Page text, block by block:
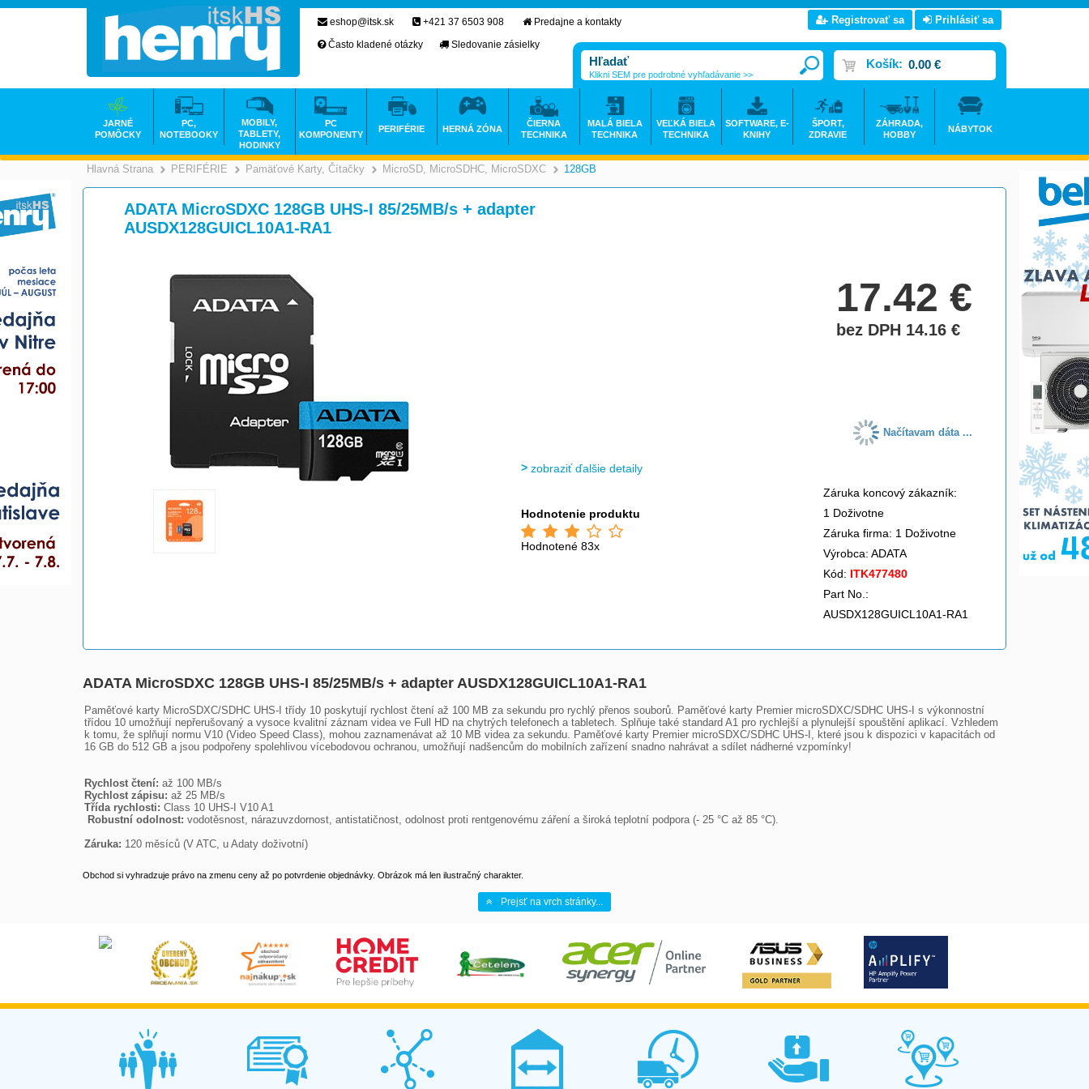
Hlavná Strana >
PERIFÉRIE >
Pamäťové Karty, Čítačky >
MicroSD, MicroSDHC, MicroSDXC 128GB
ADATA MicroSDXC 128GB UHS-I 85/25MB/s + adapter
AUSDX128GUICL10A1-RA1
17.42€
bez DPH 14.16€
Načítavam dáta ...
zobraziť ďalšie detaily
Hodnotenie produktu
Hodnotené 83x
Záruka koncový zákazník:
1 Doživotne
Záruka firma: 1 Doživotne
Výrobca: ADATA
Kód: ITK477480
Part No.:
AUSDX128GUICL10A1-RA1
ADATA MicroSDXC 128GB UHS-I 85/25MB/s + adapter AUSDX128GUICL10A1-RA1
Paměťové karty MicroSDXC/SDHC UHS-I třídy 10 poskytují rychlost čtení až 100 MB za sekundu pro rychlý přenos souborů. Paměťové karty Premier microSDXC/SDHC UHS-I s výkonnostní
třídou 10 umožňují nepřerušovaný a vysoce kvalitní záznam videa ve Full HD na chytrých telefonech a tabletech. Splňuje také standard A1 pro rychlejší a plynulejší spouštění aplikací. Vzhledem
k tomu, že splňují normu V10 (Video Speed Class), mohou zaznamenávat až 10 MB videa za sekundu. Paměťové karty Premier microSDXC/SDHC UHS-I, které jsou k dispozici v kapacitách od
16 GB do 512 GB a jsou podpořeny spolehlivou vícebodovou ochranou, umožňují nadšencům do mobilních zařízení snadno nahrávat a sdílet nádherné vzpomínky!
Rychlost čtení:
Rychlost zápisu:
Třída rychlosti:
Robustní odolnost: vodotěsnost, nárazuvzdornost, antistatičnost, odolnost proti rentgenovému záření a široká teplotní podpora (- 25 °C až 85 °C).
Záruka: 120 měsíců (V ATC, u Adaty doživotní)
Obchod si vyhradzuje právo na zmenu ceny až po potvrdenie objednávky. Obrázok má len ilustračný charakter.
Prejsť na vrch stránky...
eshop@itsk.sk +421 37 6503 908
Predajne a kontakty
Často kladené otázky
Sledovanie zásielky
Registrovať sa Prihlásiť sa
Košík: 0.00 €
Klikni SEM pre podrobné vyhľadávanie >>
JARNÉ
POMÔCKY
PC,
NOTEBOOKY
MOBILY,
TABLETY,
HODINKY
PC
KOMPONENTY
PERIFÉRIE HERNÁ ZÓNA
ČIERNA
TECHNIKA
MALÁ BIELA
TECHNIKA
VEĽKÁ BIELA
TECHNIKA
SOFTWARE, E-
KNIHY
ŠPORT,
ZDRAVIE
ZÁHRADA,
HOBBY
NÁBYTOK